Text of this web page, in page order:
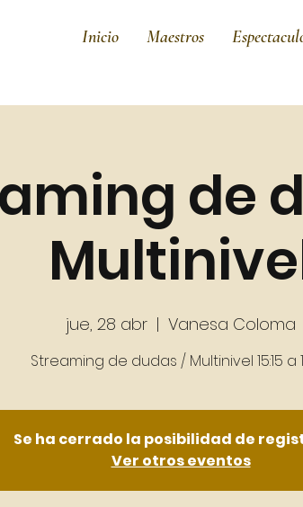
Inicio Maestros
de
jue, 28 abr
  |
Vanesa Coloma
Se ha cerrado la posibilidad de
Ver otros eventos